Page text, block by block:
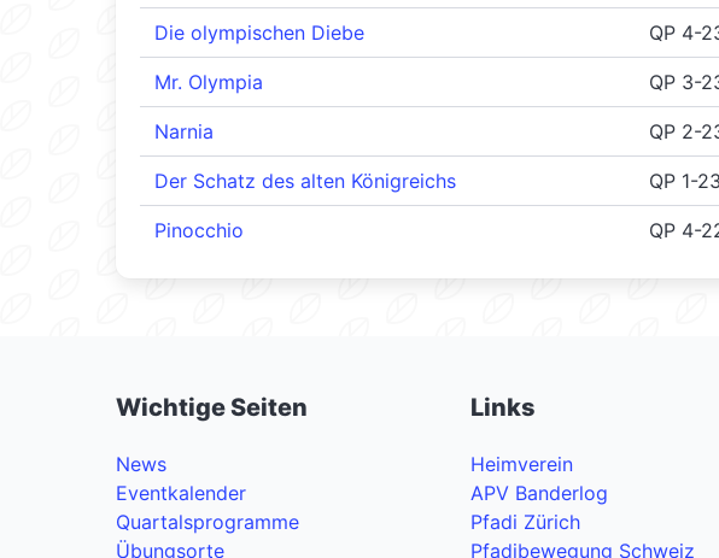
Die olympischen Diebe QP 4-
Mr. Olympia QP 3-
Narnia QP 2-
Der Schatz des alten Königreichs QP 1-23
Pinocchio QP 4-
Wichtige Seiten
News
Eventkalender
Quartalsprogramme
Übungsorte
Links
Heimverein
APV Banderlog
Pfadi Zürich
Pfadibewegung Schweiz